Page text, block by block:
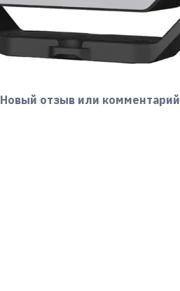
Новый отзыв или комментарий